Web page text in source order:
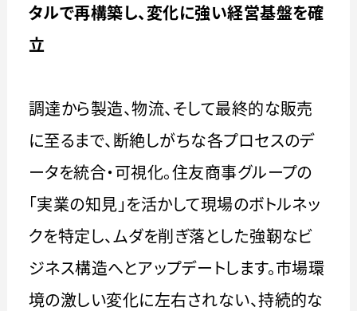
タルで再構築し、変化に強い経営基盤を確
立
調達から製造、物流、そして最終的な販売
に至るまで、断絶しがちな各プロセスのデ
ータを統合・可視化。住友商事グループの
「実業の知見」を活かして現場のボトルネッ
クを特定し、ムダを削ぎ落とした強靭なビ
ジネス構造へとアップデートします。市場環
境の激しい変化に左右されない、持続的な